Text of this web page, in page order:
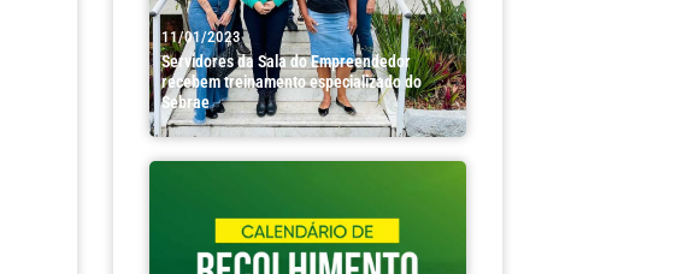
11/01/2023
Servidores da Sala do Empreendedor
recebem treinamento especializado do
Sebrae